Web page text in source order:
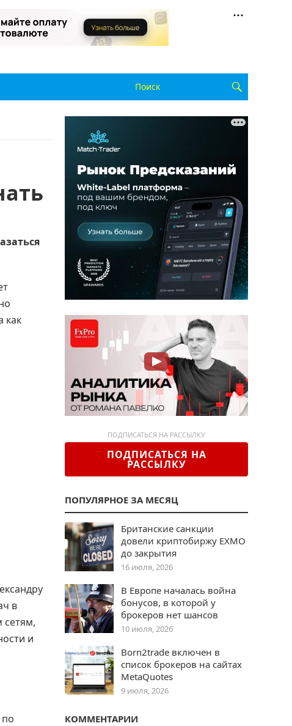
как
в
сетям,
и
ПОДПИСАТЬСЯ НА РАССЫЛКУ
ПОДПИСАТЬСЯ НА
РАССЫЛКУ
ПОПУЛЯРНОЕ ЗА МЕСЯЦ
Британские санкции
довели криптобиржу EXMO
до закрытия
16 июля, 2026
В Европе началась война
бонусов, в которой у
брокеров нет шансов
10 июля, 2026
Born2trade включен в
список брокеров на сайтах
MetaQuotes
9 июля, 2026
КОММЕНТАРИИ